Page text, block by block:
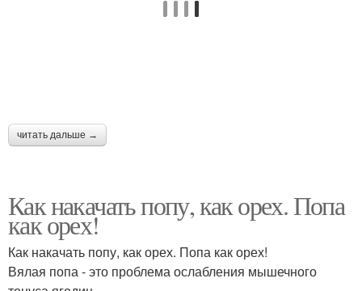
читать дальше →
Как накачать попу, как орех. Попа
как орех!
Как накачать попу, как орех. Попа как орех!
Вялая попа - это проблема ослабления мышечного